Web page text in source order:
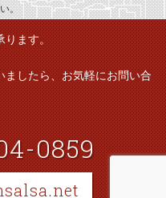
。
ります。
ましたら、お気軽にお問い合
0859